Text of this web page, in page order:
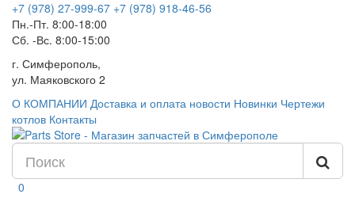
+7 (978) 27-999-67 +7 (978) 918-46-56
Пн.-Пт. 8:00-18:00
Сб. -Вс. 8:00-15:00
г. Симферополь,
ул. Маяковского 2
О КОМПАНИИ Доставка и оплата новости Новинки Чертежи
котлов Контакты
0